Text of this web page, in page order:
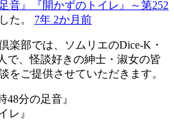
音』『開かずのトイレ』～第252
た。 7年 2か月前
楽部では、ソムリエのDice-K・
で、怪談好きの紳士・淑女の皆
をご提供させていただきます。
48分の足音』
レ』